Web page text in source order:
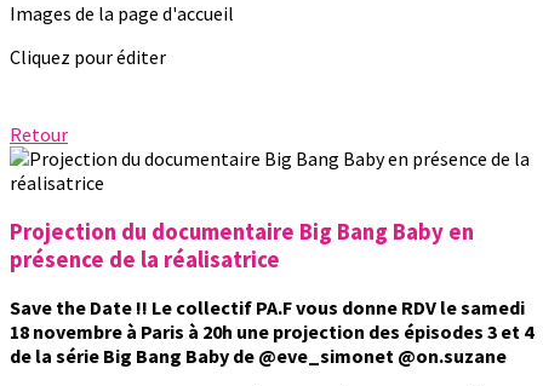
Images de la page d'accueil
Cliquez pour éditer
Retour
Projection du documentaire Big Bang Baby en
présence de la réalisatrice
Save the Date !! Le collectif PA.F vous donne RDV le samedi
18 novembre à Paris à 20h une projection des épisodes 3 et 4
de la série Big Bang Baby de @eve_simonet @on.suzane